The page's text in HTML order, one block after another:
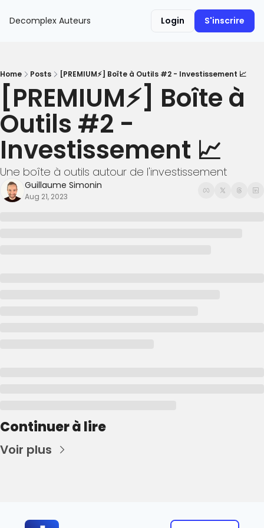
Decomplex Auteurs Login S'inscrire
Home Posts [PREMIUM⚡️] Boîte à Outils #2 - Investissement 📈
[PREMIUM⚡️] Boîte à
Outils #2 -
Investissement 📈
Une boîte à outils autour de l'investissement
Guillaume Simonin
Aug 21, 2023
Continuer à lire
Voir plus